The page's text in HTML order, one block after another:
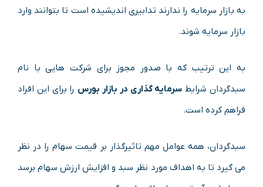
به بازار سرمایه را ندارند تدابیری اندیشیده است تا بتوانند وارد
بازار سرمایه شوند.
به این ترتیب که با صدور مجوز برای شرکت هایی با نام
سبدگردان شرایط سرمایه گذاری در بازار بورس را برای این افراد
فراهم کرده است.
سبدگردان، همه عوامل مهم تاثیرگذار بر قیمت سهام را در نظر
می گیرد تا به اهداف مورد نظر سبد و افزایش ارزش سهام برسد